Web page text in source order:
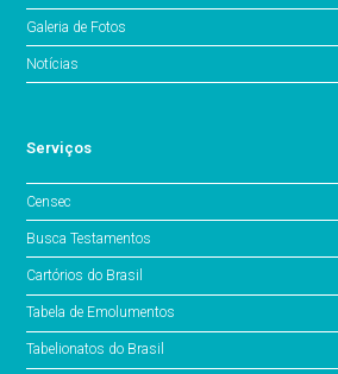
Galeria de Fotos
Notícias
Serviços
Censec
Busca Testamentos
Cartórios do Brasil
Tabela de Emolumentos
Tabelionatos do Brasil